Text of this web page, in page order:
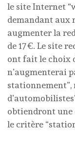
le site Internet
demandant aux
augmenter la
de 17€. Le site
ont fait le choix
n’augmenterai
stationnement”,
obtiendront une
le critère